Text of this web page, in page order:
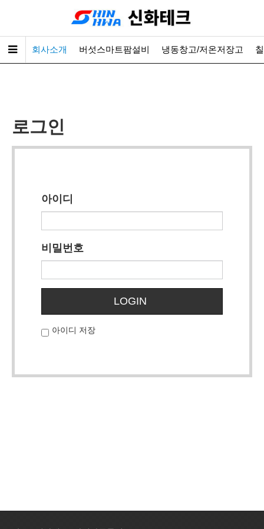
회사소개 버섯스마트팜설비 냉동창고/저온저장고
로그인
아이디
비밀번호
LOGIN
아이디 저장